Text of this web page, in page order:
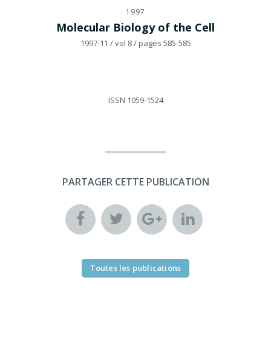
1997
Molecular Biology of the Cell
1997-11 / vol 8/ pages 585-585
ISSN 1059-1524
PARTAGER CETTE PUBLICATION
Toutes les publications